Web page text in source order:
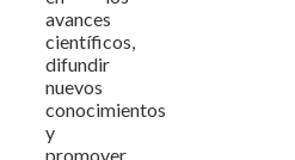
avances
científicos,
difundir
nuevos
conocimientos
y
promover